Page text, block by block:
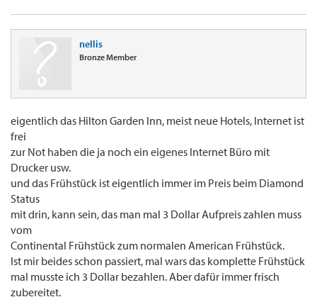
nellis
Bronze Member
eigentlich das Hilton Garden Inn, meist neue Hotels, Internet ist
frei
zur Not haben die ja noch ein eigenes Internet Büro mit
Drucker usw.
und das Frühstück ist eigentlich immer im Preis beim Diamond
Status
mit drin, kann sein, das man mal 3 Dollar Aufpreis zahlen muss
vom
Continental Frühstück zum normalen American Frühstück.
Ist mir beides schon passiert, mal wars das komplette Frühstück
mal musste ich 3 Dollar bezahlen. Aber dafür immer frisch
zubereitet.